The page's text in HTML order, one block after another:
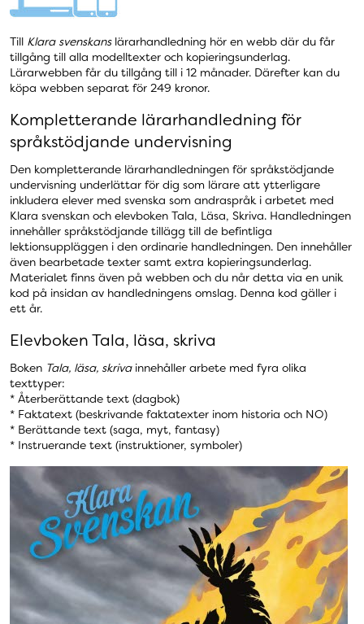
Till Klara svenskanslärarhandledning hör en webb där du får
tillgång till alla modelltexter och kopieringsunderlag.
Lärarwebben får du tillgång till i 12 månader. Därefter kan du
köpa webben separat för 249 kronor.
Kompletterande lärarhandledning för
språkstödjande undervisning
Den kompletterande lärarhandledningen för språkstödjande
undervisning underlättar för dig som lärare att ytterligare
inkludera elever med svenska som andraspråk i arbetet med
Klara svenskan och elevboken Tala, Läsa, Skriva. Handledningen
innehåller språkstödjande tillägg till de befintliga
lektionsuppläggen i den ordinarie handledningen. Den innehåller
även bearbetade texter samt extra kopieringsunderlag.
Materialet finns även på webben och du når detta via en unik
kod på insidan av handledningens omslag. Denna kod gäller i
ett år.
Elevboken Tala, läsa, skriva
Boken Tala, läsa, skrivainnehåller arbete med fyra olika
texttyper:
* Återberättande text (dagbok)
* Faktatext (beskrivande faktatexter inom historia och NO)
* Berättande text (saga, myt, fantasy)
* Instruerande text (instruktioner, symboler)